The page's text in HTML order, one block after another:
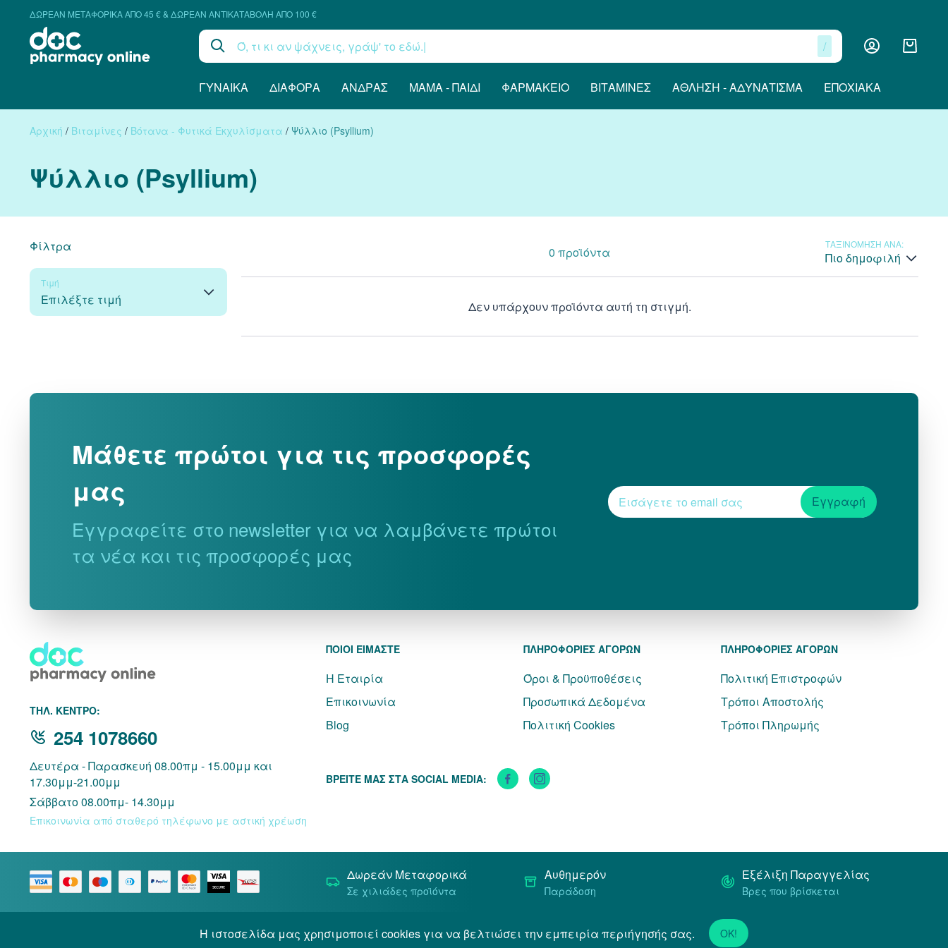
ΔΩΡΕΑΝ ΜΕΤΑΦΟΡΙΚΑ ΑΠΟ 45 € & ΔΩΡΕΑΝ ΑΝΤΙΚΑΤΑΒΟΛΗ ΑΠΟ 100 €
/
ΓΥΝΑΊΚΑ ΔΙΆΦΟΡΑ ΆΝΔΡΑΣ ΜΑΜΆ - ΠΑΙΔΊ ΦΑΡΜΑΚΕΊΟ ΒΙΤΑΜΊΝΕΣ ΆΘΛΗΣΗ - ΑΔΥΝΆΤΙΣΜΑ ΕΠΟΧΙΑΚΆ
Αρχική / Βιταμίνες / Βότανα - Φυτικά Εκχυλίσματα / Ψύλλιο (Psyllium)
Ψύλλιο (Psyllium)
Φίλτρα
Τιμή
Επιλέξτε τιμή
0 προϊόντα ΤΑΞΙΝΟΜΗΣΗ ΑΝΑ:
Πιο δημοφιλή
Δεν υπάρχουν προϊόντα αυτή τη στιγμή.
Μάθετε πρώτοι για τις προσφορές
μας
Εγγραφείτε στο newsletter για να λαμβάνετε πρώτοι
τα νέα και τις προσφορές μας
Εγγραφή
THΛ. ΚΕΝΤΡΟ:
254 1078660
Δευτέρα - Παρασκευή 08.00πμ - 15.00μμ και
17.30μμ-21.00μμ
Σάββατο 08.00πμ- 14.30μμ
Επικοινωνία από σταθερό τηλέφωνο με αστική χρέωση
ΠΟΙΟΙ ΕΙΜΑΣΤΕ
Η Εταιρία
Επικοινωνία
Blog
ΠΛΗΡΟΦΟΡΙΕΣ ΑΓΟΡΩΝ
Όροι & Προϋποθέσεις
Προσωπικά Δεδομένα
Πολιτική Cookies
ΠΛΗΡΟΦΟΡΙΕΣ ΑΓΟΡΩΝ
Πολιτική Επιστροφών
Τρόποι Αποστολής
Τρόποι Πληρωμής
ΒΡΕΙΤΕ ΜΑΣ ΣΤΑ SOCIAL MEDIA:
Δωρεάν Μεταφορικά
Σε χιλιάδες προϊόντα
Αυθημερόν
Παράδοση
Εξέλιξη Παραγγελίας
Βρες που βρίσκεται
© 2026 Docpharmacy. All rights reserved. Όροι & Προϋποθέσεις Προσωπικά Δεδομένα
Η ιστοσελίδα μας χρησιμοποιεί cookies για να βελτιώσει την εμπειρία περιήγησής σας. OK!